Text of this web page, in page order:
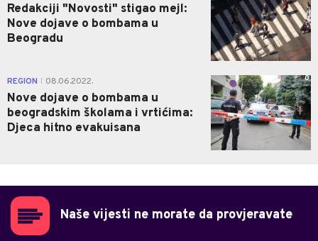
Redakciji "Novosti" stigao mejl:
Nove dojave o bombama u
Beogradu
REGION 08.06.2022.
Nove dojave o bombama u
beogradskim školama i vrtićima:
Djeca hitno evakuisana
0
Naše vijesti ne morate da provjeravate